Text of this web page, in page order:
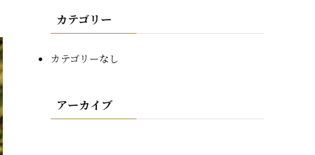
カテゴリー
カテゴリーなし
アーカイブ